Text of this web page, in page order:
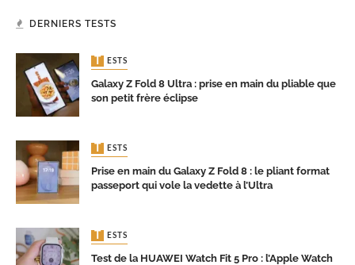
DERNIERS TESTS
TESTS
Galaxy Z Fold 8 Ultra : prise en main du pliable que
son petit frère éclipse
TESTS
Prise en main du Galaxy Z Fold 8 : le pliant format
passeport qui vole la vedette à l’Ultra
TESTS
Test de la HUAWEI Watch Fit 5 Pro : l’Apple Watch